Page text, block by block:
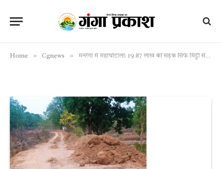
Home » Cgnews » मनरेगा में महाघोटाला: 19.87 लाख की सड़क सिर्फ मिट्टी से बना दी, मुरुम डालने की लीपापोती शुरू — जिम्मेदारों की भूमिका संदेह के घेरे में